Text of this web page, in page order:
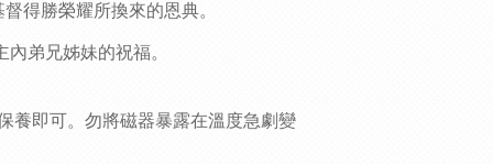
督得勝榮耀所換來的恩典。
弟兄姊妹的祝福。
養即可。勿將磁器暴露在溫度急劇變